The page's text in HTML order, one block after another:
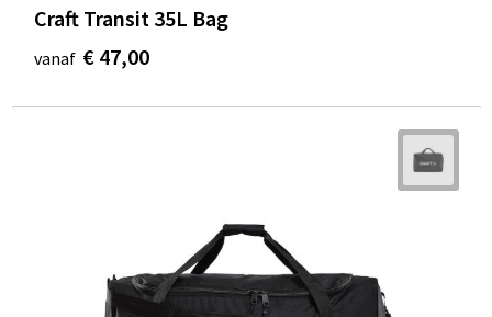
Craft Transit 35L Bag
vanaf € 47,00